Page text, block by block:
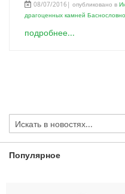
08/07/2016| опубликовано в
драгоценных камней Баснословно
подробнее...
Популярное